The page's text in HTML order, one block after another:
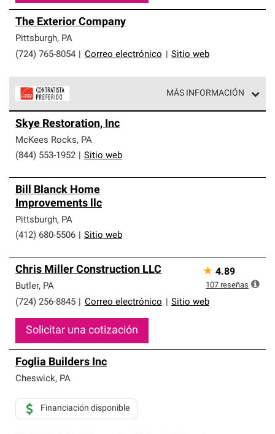
The Exterior Company
Pittsburgh, PA
(724) 765-8054
Correo electrónico Sitio web
MÁS INFORMACIÓN
parte de una red exclusiva de profesionales de techos
que cumplen con altos estándares y requisitos estrictos
de profesionalismo y confiabilidad.
Skye Restoration, Inc
McKees Rocks, PA
(844) 553-1952
Sitio web
Bill Blanck Home
Improvements llc
Pittsburgh, PA
(412) 680-5506
Sitio web
Chris Miller Construction LLC
Butler, PA
(724) 256-8845
Correo electrónico Sitio web
Solicitar una cotización
★ 4.89
107 reseñas
Foglia Builders Inc
Cheswick, PA
Financiación disponible